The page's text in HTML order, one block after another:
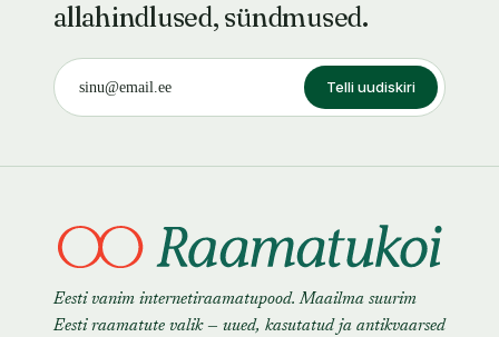
allahindlused, sündmused.
Telli uudiskiri
Eesti vanim internetiraamatupood. Maailma suurim
Eesti raamatute valik — uued, kasutatud ja antikvaarsed